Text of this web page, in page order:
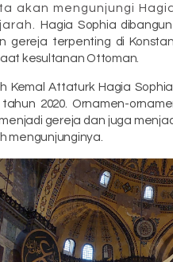
akan mengunjungi
Hagia Sophia
gereja terpenting di
kesultanan Ottoman.
Kemal Attaturk Hagia
2020. Ornamen-
gereja dan juga
mengunjunginya.